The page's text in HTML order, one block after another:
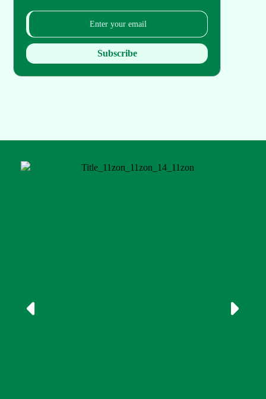
Subscribe